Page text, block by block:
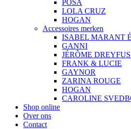
POSA
LOLA CRUZ
HOGAN
Accessoires merken
ISABEL MARANT
GANNI
JÉRÔME
FRANK & LUCIE
GAYNOR
ZARINA ROUGE
HOGAN
CAROLINE
Shop online
Over ons
Contact